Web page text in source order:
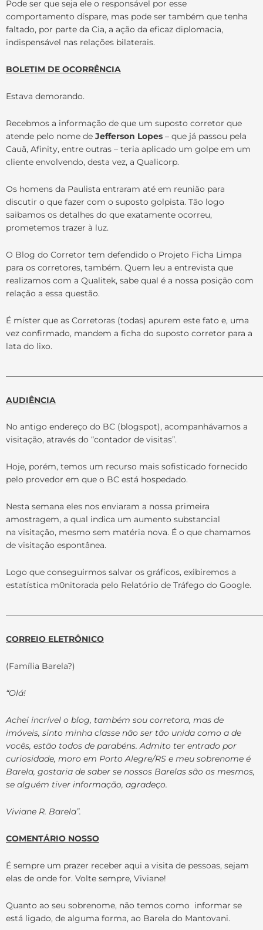
Pode ser que seja ele o responsável por esse
comportamento díspare, mas pode ser também que tenha
faltado, por parte da Cia, a ação da eficaz diplomacia,
indispensável nas relações bilaterais.
BOLETIM DE OCORRÊNCIA
Estava demorando.
Recebmos a informação de que um suposto corretor que
atende pelo nome de Jefferson Lopes – que já passou pela
Cauã, Afinity, entre outras – teria aplicado um golpe em um
cliente envolvendo, desta vez, a Qualicorp.
Os homens da Paulista entraram até em reunião para
discutir o que fazer com o suposto golpista. Tão logo
saibamos os detalhes do que exatamente ocorreu,
prometemos trazer à luz.
O Blog do Corretor tem defendido o Projeto Ficha Limpa
para os corretores, também. Quem leu a entrevista que
realizamos com a Qualitek, sabe qual é a nossa posição com
relação a essa questão.
É míster que as Corretoras (todas) apurem este fato e, uma
vez confirmado, mandem a ficha do suposto corretor para a
lata do lixo.
AUDIÊNCIA
No antigo endereço do BC (blogspot), acompanhávamos a
visitação, através do “contador de visitas”.
Hoje, porém, temos um recurso mais sofisticado fornecido
pelo provedor em que o BC está hospedado.
Nesta semana eles nos enviaram a nossa primeira
amostragem, a qual indica um aumento substancial
na visitação, mesmo sem matéria nova. É o que chamamos
de visitação espontânea.
Logo que conseguirmos salvar os gráficos, exibiremos a
estatística m0nitorada pelo Relatório de Tráfego do Google.
CORREIO ELETRÔNICO
(Família Barela?)
“Olá!
Achei incrível o blog, também sou corretora, mas de
imóveis, sinto minha classe não ser tão unida como a de
vocês, estão todos de parabéns. Admito ter entrado por
curiosidade, moro em Porto Alegre/RS e meu sobrenome é
Barela, gostaria de saber se nossos Barelas são os mesmos,
se alguém tiver informação, agradeço.
Viviane R. Barela”.
COMENTÁRIO NOSSO
É sempre um prazer receber aqui a visita de pessoas, sejam
elas de onde for. Volte sempre, Viviane!
Quanto ao seu sobrenome, não temos como informar se
está ligado, de alguma forma, ao Barela do Mantovani.